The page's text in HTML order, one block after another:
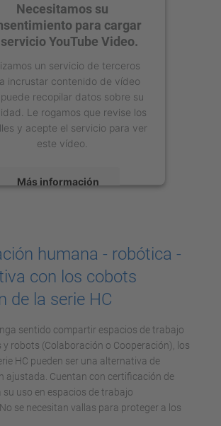
Necesitamos su
para cargar
YouTube Video.
un servicio de terceros
incrustar contenido de vídeo
recopilar datos sobre su
Le rogamos que revise los
y acepte el servicio para ver
este vídeo.
Más información
Management Platform
humana - robótica -
con los cobots
de la serie HC
sentido compartir espacios de trabajo
y robots (Colaboración o Cooperación), los
HC pueden ser una alternativa de
ajustada. Cuentan con certificación de
uso en espacios de trabajo
se necesitan vallas para proteger a los